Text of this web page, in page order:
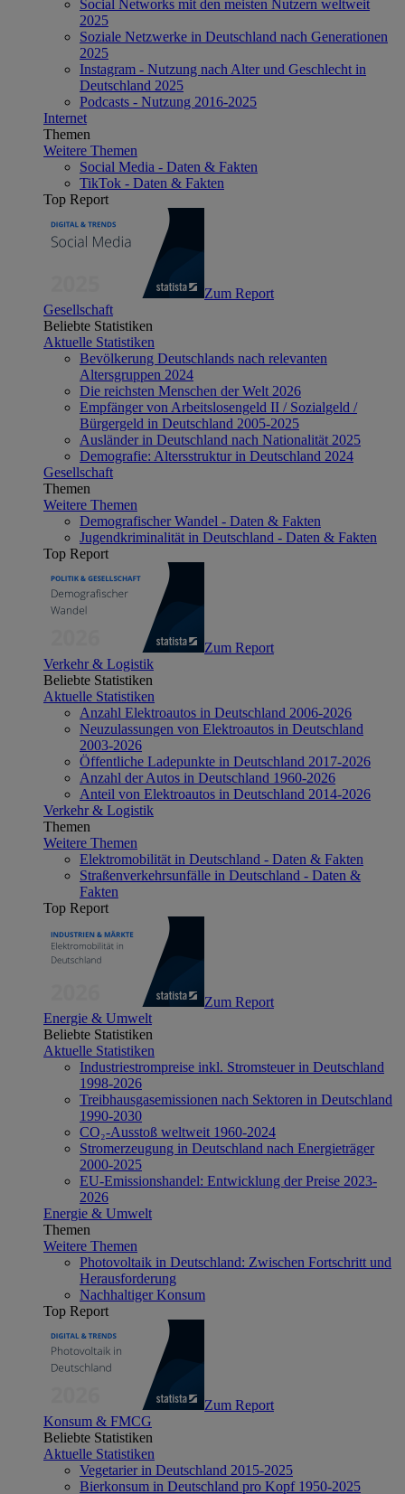
Social Networks mit den meisten Nutzern weltweit
2025
Soziale Netzwerke in Deutschland nach Generationen
2025
Instagram - Nutzung nach Alter und Geschlecht in
Deutschland 2025
Podcasts - Nutzung 2016-2025
Internet
Themen
Weitere Themen
Social Media - Daten & Fakten
TikTok - Daten & Fakten
Top Report
Zum Report
Gesellschaft
Beliebte Statistiken
Aktuelle Statistiken
Bevölkerung Deutschlands nach relevanten
Altersgruppen 2024
Die reichsten Menschen der Welt 2026
Empfänger von Arbeitslosengeld II / Sozialgeld /
Bürgergeld in Deutschland 2005-2025
Ausländer in Deutschland nach Nationalität 2025
Demografie: Altersstruktur in Deutschland 2024
Gesellschaft
Themen
Weitere Themen
Demografischer Wandel - Daten & Fakten
Jugendkriminalität in Deutschland - Daten & Fakten
Top Report
Zum Report
Verkehr & Logistik
Beliebte Statistiken
Aktuelle Statistiken
Anzahl Elektroautos in Deutschland 2006-2026
Neuzulassungen von Elektroautos in Deutschland
2003-2026
Öffentliche Ladepunkte in Deutschland 2017-2026
Anzahl der Autos in Deutschland 1960-2026
Anteil von Elektroautos in Deutschland 2014-2026
Verkehr & Logistik
Themen
Weitere Themen
Elektromobilität in Deutschland - Daten & Fakten
Straßenverkehrsunfälle in Deutschland - Daten &
Fakten
Top Report
Zum Report
Energie & Umwelt
Beliebte Statistiken
Aktuelle Statistiken
Industriestrompreise inkl. Stromsteuer in Deutschland
1998-2026
Treibhausgasemissionen nach Sektoren in Deutschland
1990-2030
CO₂-Ausstoß weltweit 1960-2024
Stromerzeugung in Deutschland nach Energieträger
2000-2025
EU-Emissionshandel: Entwicklung der Preise 2023-
2026
Energie & Umwelt
Themen
Weitere Themen
Photovoltaik in Deutschland: Zwischen Fortschritt und
Herausforderung
Nachhaltiger Konsum
Top Report
Zum Report
Konsum & FMCG
Beliebte Statistiken
Aktuelle Statistiken
Vegetarier in Deutschland 2015-2025
Bierkonsum in Deutschland pro Kopf 1950-2025